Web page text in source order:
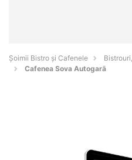
Șoimii Bistro și Cafenele
Cafenea Sova Autogarā